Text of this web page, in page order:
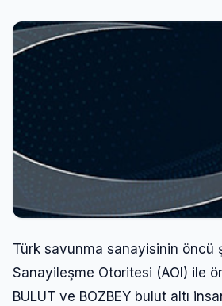
Türk savunma sanayisinin öncü
Sanayileşme Otoritesi (AOI) ile
BULUT ve BOZBEY bulut altı